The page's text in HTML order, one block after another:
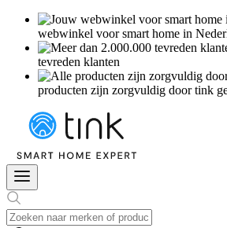
webwinkel voor smart home in
tevreden klanten
producten zijn zorgvuldig door tink